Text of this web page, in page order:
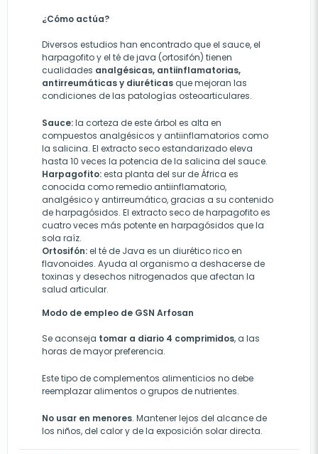
¿Cómo actúa?
Diversos estudios han encontrado que el sauce, el
harpagofito y el té de java (ortosifón) tienen
cualidades analgésicas, antiinflamatorias,
antirreumáticas y diuréticas que mejoran las
condiciones de las patologías osteoarticulares.
Sauce:la corteza de este árbol es alta en
compuestos analgésicos y antiinflamatorios como
la salicina. El extracto seco estandarizado eleva
hasta 10 veces la potencia de la salicina del sauce.
Harpagofito:esta planta del sur de África es
conocida como remedio antiinflamatorio,
analgésico y antirreumático, gracias a su contenido
de harpagósidos. El extracto seco de harpagofito es
cuatro veces más potente en harpagósidos que la
sola raíz.
Ortosifón:el té de Java es un diurético rico en
flavonoides. Ayuda al organismo a deshacerse de
toxinas y desechos nitrogenados que afectan la
salud articular.
Modo de empleo de GSN Arfosan
Se aconseja tomar a diario 4 comprimidos, a las
horas de mayor preferencia.
Este tipo de complementos alimenticios no debe
reemplazar alimentos o grupos de nutrientes.
No usar en menores. Mantener lejos del alcance de
los niños, del calor y de la exposición solar directa.